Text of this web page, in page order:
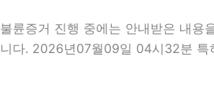
불륜증거 진행 중에는 안내받은 내용
니다. 2026년07월09일 04시32분 특